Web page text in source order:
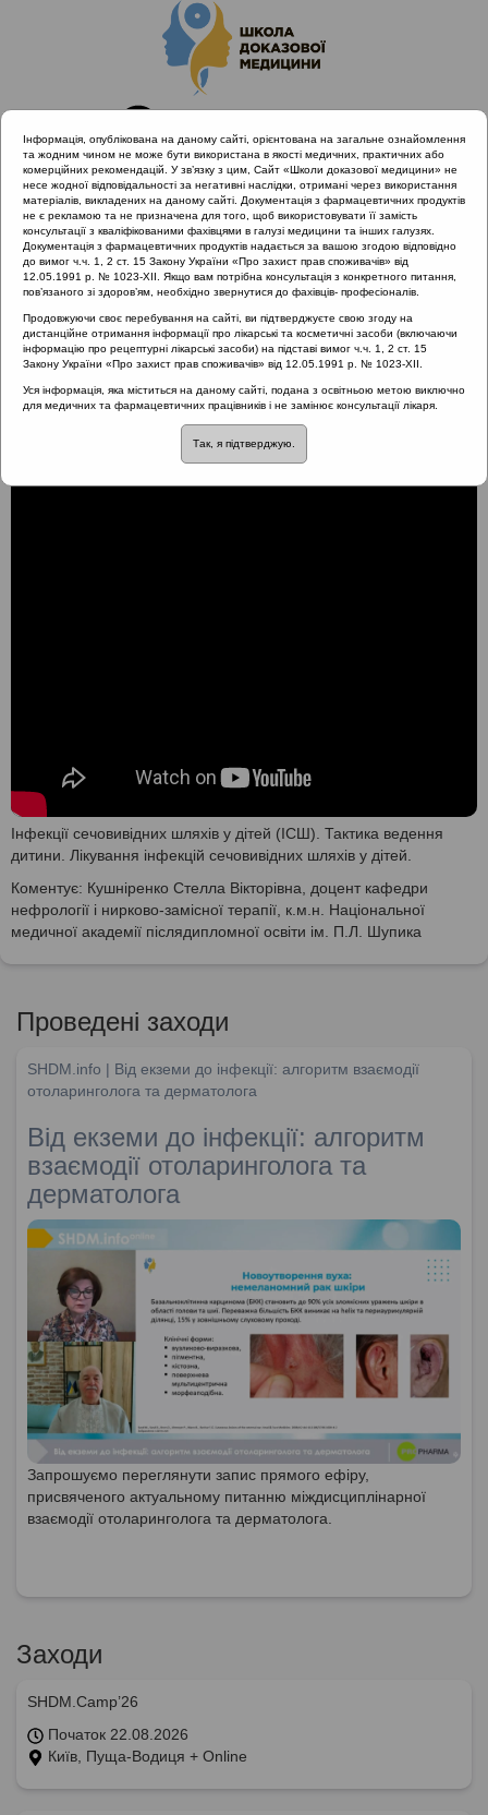
Головна
Проведені заходи
Науково-практична конференція «Раціональне лікування
VS. Раціональна АБ терапія» Одеса 6.04.2019
Тактика ведення ІСШ у дітей
Тактика ведення ІСШ у
Інфекції сечовивідних шляхів у дітей (ІСШ). Тактика ведення
дитини. Лікування інфекцій сечовивідних шляхів у дітей.
Коментує: Кушніренко Стелла Вікторівна, доцент кафедри
нефрології і нирково-замісної терапії, к.м.н. Національної
медичної академії післядипломної освіти ім. П.Л. Шупика
Проведені заходи
SHDM.info | Від екземи до інфекції: алгоритм взаємодії
отоларинголога та дерматолога
Від екземи до інфекції: алгоритм
взаємодії отоларинголога та
дерматолога
Запрошуємо переглянути запис прямого ефіру,
присвяченого актуальному питанню міждисциплінарної
взаємодії отоларинголога та дерматолога.
Заходи
SHDM.Camp’26
Початок 22.08.2026
Київ, Пуща-Водиця + Online
Інформація, опублікована на даному сайті, орієнтована на загальне ознайомлення
та жодним чином не може бути використана в якості медичних, практичних або
комерційних рекомендацій. У зв’язку з цим, Сайт «Школи доказової медицини» не
несе жодної відповідальності за негативні наслідки, отримані через використання
матеріалів, викладених на даному сайті. Документація з фармацевтичних продуктів
не є рекламою та не призначена для того, щоб використовувати її замість
консультації з кваліфікованими фахівцями в галузі медицини та інших галузях.
Документація з фармацевтичних продуктів надається за вашою згодою відповідно
до вимог ч.ч. 1, 2 ст. 15 Закону України «Про захист прав споживачів» від
12.05.1991 р. № 1023-XII. Якщо вам потрібна консультація з конкретного питання,
пов’язаного зі здоров’ям, необхідно звернутися до фахівців- професіоналів.
Продовжуючи своє перебування на сайті, ви підтверджуєте свою згоду на
дистанційне отримання інформації про лікарські та косметичні засоби (включаючи
інформацію про рецептурні лікарські засоби) на підставі вимог ч.ч. 1, 2 ст. 15
Закону України «Про захист прав споживачів» від 12.05.1991 р. № 1023-XII.
Уся інформація, яка міститься на даному сайті, подана з освітньою метою виключно
для медичних та фармацевтичних працівників і не замінює консультації лікаря.
Так, я підтверджую.